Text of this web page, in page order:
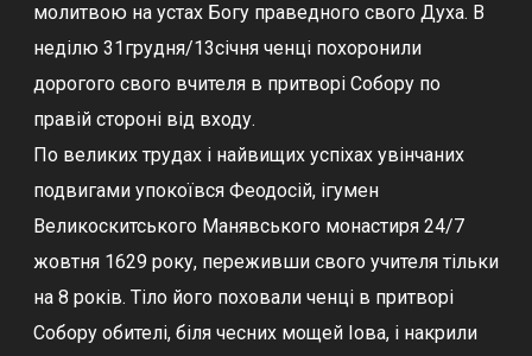
молитвою на устах Богу праведного свого Духа. В
неділю 31грудня/13січня ченці похоронили
дорогого свого вчителя в притворі Собору по
правій стороні від входу.
По великих трудах і найвищих успіхах увінчаних
подвигами упокоївся Феодосій, ігумен
Великоскитського Манявського монастиря 24/7
жовтня 1629 року, переживши свого учителя тільки
на 8 років. Тіло його поховали ченці в притворі
Собору обителі, біля чесних мощей Іова, і накрили